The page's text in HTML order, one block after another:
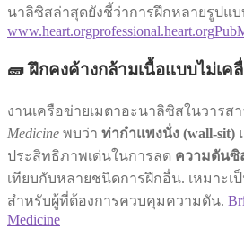
นาลิซิสล่าสุดยังชี้ว่าการฝึกหลายรูปแ
www.heart.orgprofessional.heart.org
🧱 ฝึกคงค้างกล้ามเนื้อแบบไม่เค
งานเครือข่ายเมตาอะนาลิซิสในวารสา
Medicine พบว่า ท่ากำแพงนั่ง (wall-sit)
ประสิทธิภาพเด่นในการลด ความดันซิ
เทียบกับหลายชนิดการฝึกอื่น. เหมาะเ
สำหรับผู้ที่ต้องการควบคุมความดัน.
Medicine